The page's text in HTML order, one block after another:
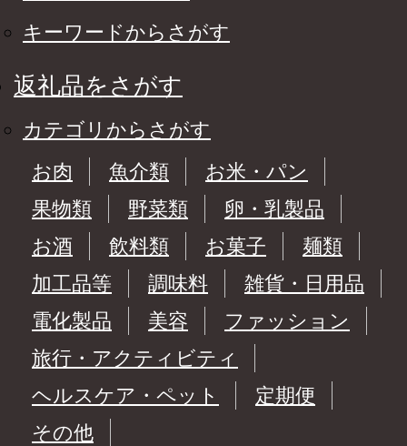
キーワードからさがす
返礼品をさがす
カテゴリからさがす
お肉
魚介類
お米・パン
果物類
野菜類
卵・乳製品
お酒
飲料類 お菓子
麺類
加工品等
調味料
雑貨・日用品
電化製品
美容
ファッション
旅行・アクティビティ
ヘルスケア・ペット
定期便
その他